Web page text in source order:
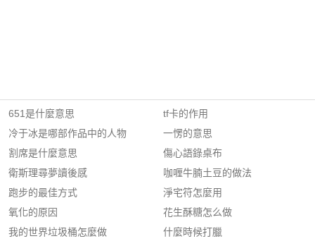
651是什麼意思
冷于冰是哪部作品中的人物
割席是什麼意思
衛斯理尋夢讀後感
跑步的最佳方式
氧化的原因
我的世界垃圾桶怎麼做
tf卡的作用
一愣的意思
傷心語錄桌布
咖喱牛腩土豆的做法
淨宅符怎麼用
花生酥糖怎么做
什麼時候打臘